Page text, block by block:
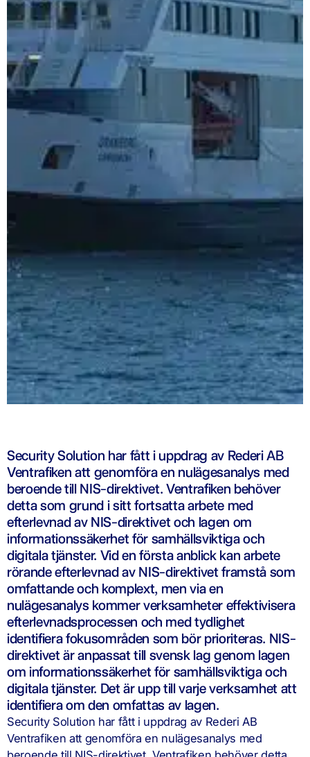
Security Solution har fått i uppdrag av Rederi AB
Ventrafiken att genomföra en nulägesanalys med
beroende till NIS-direktivet. Ventrafiken behöver
detta som grund i sitt fortsatta arbete med
efterlevnad av NIS-direktivet och lagen om
informationssäkerhet för samhällsviktiga och
digitala tjänster. Vid en första anblick kan arbete
rörande efterlevnad av NIS-direktivet framstå som
omfattande och komplext, men via en
nulägesanalys kommer verksamheter effektivisera
efterlevnadsprocessen och med tydlighet
identifiera fokusområden som bör prioriteras. NIS-
direktivet är anpassat till svensk lag genom lagen
om informationssäkerhet för samhällsviktiga och
digitala tjänster. Det är upp till varje verksamhet att
identifiera om den omfattas av lagen.
Security Solution har fått i uppdrag av Rederi AB
Ventrafiken att genomföra en nulägesanalys med